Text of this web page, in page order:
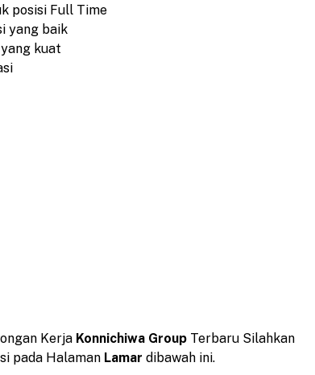
posisi Full Time
yang baik
kuat
Kerja Konnichiwa Group Terbaru Silahkan
pada Halaman Lamar dibawah ini.